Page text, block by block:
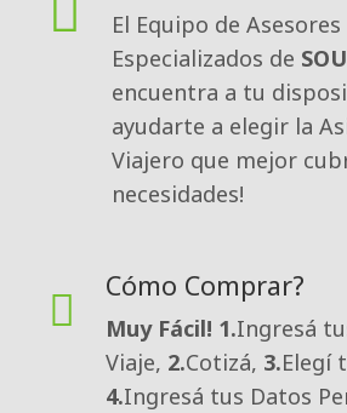
El Equipo de Asesores
Especializados de
encuentra a tu
ayudarte a elegir la
Viajero que mejor
necesidades!
Cómo Comprar?
Muy Fácil! 1.Ingresá
Viaje, 2.Cotizá, 3.Elegí
4.Ingresá tus Datos